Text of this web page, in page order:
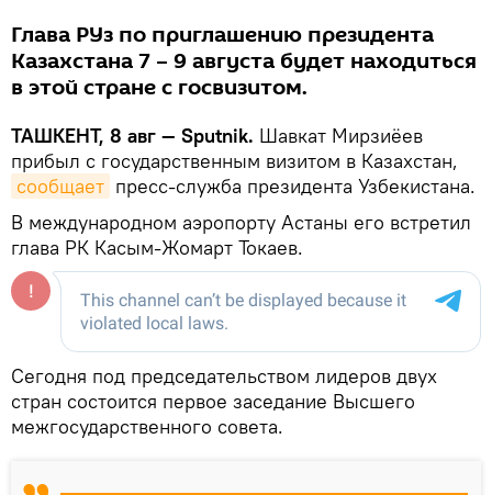
Глава РУз по приглашению президента
Казахстана 7 – 9 августа будет находиться
в этой стране с госвизитом.
ТАШКЕНТ, 8 авг — Sputnik. Шавкат Мирзиёев
прибыл с государственным визитом в Казахстан,
сообщает пресс-служба президента Узбекистана.
В международном аэропорту Астаны его встретил
глава РК Касым-Жомарт Токаев.
Сегодня под председательством лидеров двух
стран состоится первое заседание Высшего
межгосударственного совета.